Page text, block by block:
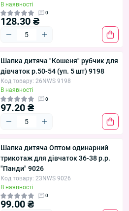
В наявності
0
128.30 ₴
Шапка дитяча "Кошеня" рубчик для
дівчаток р.50-54 (уп. 5 шт) 9198
Код товару: 26NWS 9198
В наявності
0
97.20 ₴
Шапка дитяча Оптом одинарний
трикотаж для дівчаток 36-38 р.р.
"Панди" 9026
Код товару: 23NWS 9026
В наявності
0
99.00 ₴